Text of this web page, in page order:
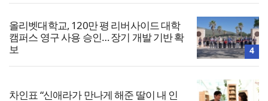
올리벳대학교, 120만 평 리버사이드 대학
캠퍼스 영구 사용 승인… 장기 개발 기반 확
보
4
차인표 “신애라가 만나게 해준 딸이 내 인